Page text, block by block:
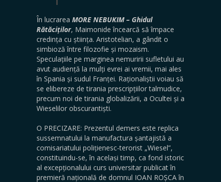
În lucrarea MORE NEBUKIM – Ghidul
Rătăciților, Maimonide încearcă să împace
credința cu știința. Aristotelian, a gândit o
simbioză între filozofie și mozaism.
Speculațiile pe marginea nemuririi sufletului au
avut audiență la mulți evrei ai vremii, mai ales
în Spania și sudul Franței. Raționaliștii voiau să
se elibereze de tirania prescripțiilor talmudice,
precum noi de tirania globalizării, a Ocultei și a
Wieselilor obscurantiști.
O PRECIZARE: Prezentul demers este replica
sussemnatului la manufactura șantajistă a
comisariatului polițienesc-terorist „Wiesel”,
constituindu-se, în același timp, ca fond istoric
al excepționalului curs universitar publicat în
premieră națională de domnul IOAN ROȘCA în